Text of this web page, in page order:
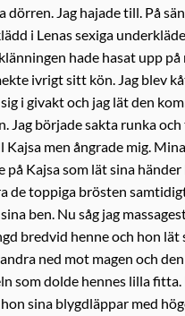
dörren. Jag hajade till. På
i Lenas sexiga
hade hasat upp på
ivrigt sitt kön. Jag blev
i givakt och jag lät den
Jag började sakta runka
Kajsa men ångrade mig.
på Kajsa som lät sina
de toppiga brösten
ben. Nu såg jag
bredvid henne och hon lät
ned mot magen och
som dolde hennes lilla
sina blygdläppar med